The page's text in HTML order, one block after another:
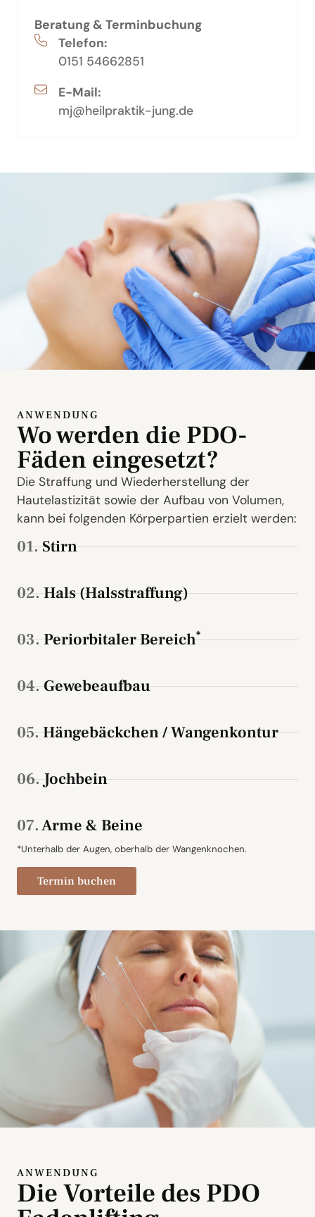
Beratung & Terminbuchung
Telefon:
0151 54662851
E-Mail:
mj@heilpraktik-jung.de
ANWENDUNG
Wo werden die PDO-
Fäden eingesetzt?
Die Straffung und Wiederherstellung der
Hautelastizität sowie der Aufbau von Volumen,
kann bei folgenden Körperpartien erzielt werden:
01.Stirn
02.Hals (Halsstraffung)
03.Periorbitaler Bereich*
04.Gewebeaufbau
05.Hängebäckchen / Wangenkontur
06.Jochbein
07.Arme & Beine
*Unterhalb der Augen, oberhalb der Wangenknochen.
Termin buchen
ANWENDUNG
Die Vorteile des PDO